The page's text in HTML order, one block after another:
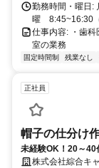
勤務時間・曜日:
曜 8:45~16:30（
仕事内容: ・歯
室の業務
固定時間制 残業なし
正社員
帽子の仕分け
未経験OK！20～40
株式会社綜合キ